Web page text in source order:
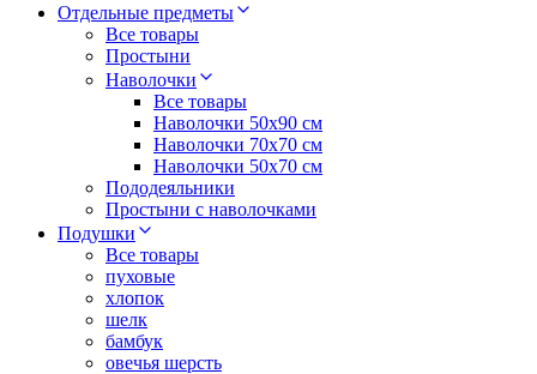
Отдельные предметы
Все товары
Простыни
Наволочки
Все товары
Наволочки 50x90 см
Наволочки 70x70 cм
Наволочки 50х70 см
Пододеяльники
Простыни с наволочками
Подушки
Все товары
пуховые
хлопок
шелк
бамбук
овечья шерсть